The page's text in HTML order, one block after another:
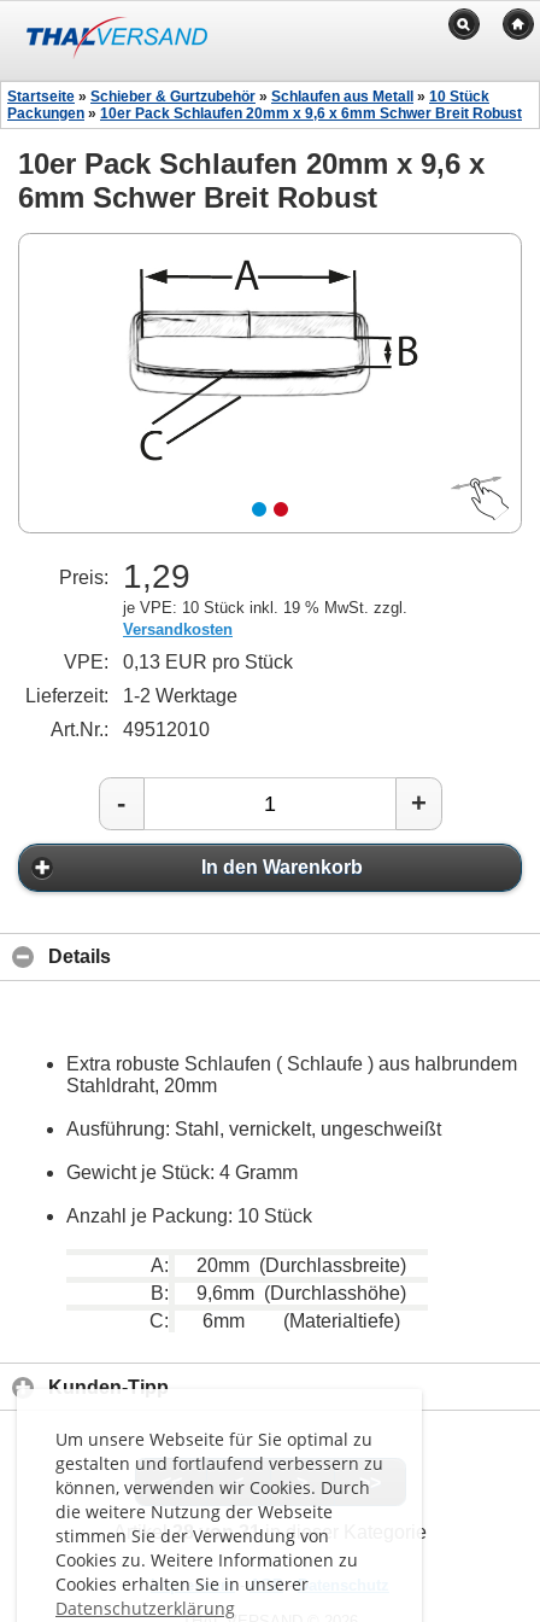
Um unsere Webseite für Sie optimal zu
gestalten und fortlaufend verbessern zu
können, verwenden wir Cookies. Durch
die weitere Nutzung der Webseite
stimmen Sie der Verwendung von
Cookies zu. Weitere Informationen zu
Cookies erhalten Sie in unserer
Datenschutzerklärung
Startseite » Schieber & Gurtzubehör » Schlaufen aus Metall » 10 Stück
Packungen » 10er Pack Schlaufen 20mm x 9,6 x 6mm Schwer Breit Robust
10er Pack Schlaufen 20mm x 9,6 x
6mm Schwer Breit Robust
Preis: 1,29
je VPE: 10 Stück inkl. 19 % MwSt. zzgl.
Versandkosten
VPE:
0,13 EUR pro Stück
Lieferzeit:
1-2 Werktage
Art.Nr.:
49512010
- +
In den Warenkorb
Details
Extra robuste Schlaufen ( Schlaufe ) aus halbrundem
Stahldraht, 20mm
Ausführung: Stahl, vernickelt, ungeschweißt
Gewicht je Stück: 4 Gramm
Anzahl je Packung: 10 Stück
A:
20mm (Durchlassbreite)
B:
9,6mm (Durchlasshöhe)
C:
6mm (Materialtiefe)
Kunden-Tipp
<< < > >>
Artikel28 von 31in dieser Kategorie
Impressum-AGB-Datenschutz